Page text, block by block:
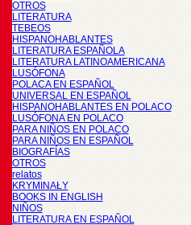
OTROS
LITERATURA
TEBEOS
HISPANOHABLANTES
LITERATURA ESPAÑOLA
LITERATURA LATINOAMERICANA
LUSÓFONA
POLACA EN ESPAÑOL
UNIVERSAL EN ESPAÑOL
HISPANOHABLANTES EN POLACO
LUSÓFONA EN POLACO
PARA NIÑOS EN POLACO
PARA NIÑOS EN ESPAÑOL
BIOGRAFÍAS
OTROS
relatos
KRYMINAŁY
BOOKS IN ENGLISH
NIÑOS
LITERATURA EN ESPAÑOL